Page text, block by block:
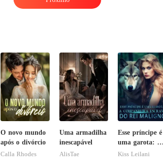
O novo mundo
após o divórcio
Calla Rhodes
Uma armadilha
inescapável
AlisTae
Esse príncipe é
uma garota: A
companheira
Kiss Leilani